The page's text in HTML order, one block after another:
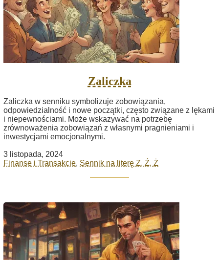
Zaliczka
Zaliczka w senniku symbolizuje zobowiązania,
odpowiedzialność i nowe początki, często związane z lękami
i niepewnościami. Może wskazywać na potrzebę
zrównoważenia zobowiązań z własnymi pragnieniami i
inwestycjami emocjonalnymi.
3 listopada, 2024
Finanse i Transakcje, Sennik na literę Z, Ź, Ż